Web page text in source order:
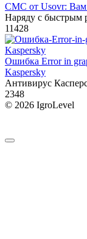
СМС от Usovr: Вам
Наряду с быстрым
11428
Ошибка Error in
Kaspersky
Антивирус
2348
© 2026 IgroLevel